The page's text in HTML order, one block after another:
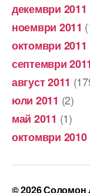
декември 2011
ноември 2011
октомври 2011
септември 2011
август 2011
юли 2011 (2)
май 2011 (1)
октомври 2010
© 2026Соломон